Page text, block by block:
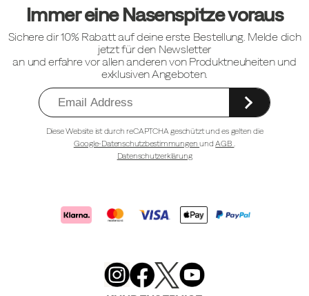
Immer eine Nasenspitze voraus
Sichere dir 10% Rabatt auf deine erste Bestellung. Melde dich
jetzt für den Newsletter
an und erfahre vor allen anderen von Produktneuheiten und
exklusiven Angeboten.
Diese Website ist durch reCAPTCHA geschützt und es gelten die
Google-DatenschutzbestimmungenundAGB
Datenschutzerklärung
Footwear
Merrell
Merrell
Footwear
on
X
Footwear